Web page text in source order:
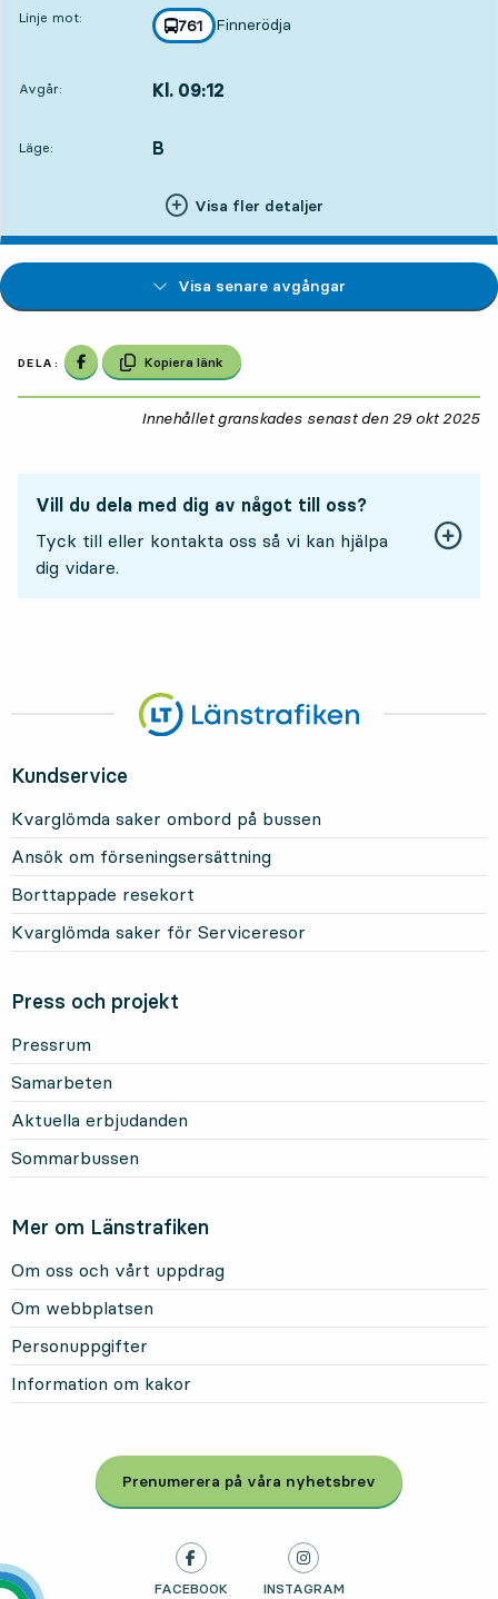
Linje mot: linje
761
mot
Finnerödja
,
Avgår: Kl. 09:12
Läge:
LÄGE, B
,
Visa fler detaljer
Visa senare avgångar
DELA: Dela på Facebook
Kopiera länk
Innehållet granskades senast den 29 okt 2025
Vill du dela med dig av något till oss?
Tyck till eller kontakta oss så vi kan hjälpa
dig vidare.
Kundservice
Kvarglömda saker ombord på bussen
Ansök om förseningsersättning
Borttappade resekort
Kvarglömda saker för Serviceresor
Press och projekt
Pressrum
Samarbeten
Aktuella erbjudanden
Sommarbussen
Mer om Länstrafiken
Om oss och vårt uppdrag
Om webbplatsen
Personuppgifter
Information om kakor
Prenumerera på våra nyhetsbrev
, Öppnas i modal
LÄNSTRAFIKEN PÅ
FACEBOOK , ÖPPNAS I NY FLIK
LÄNSTRAFIKEN PÅ
INSTAGRAM